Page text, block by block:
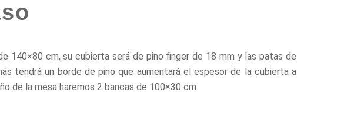
140×80 cm, su cubierta será de pino finger de 18 mm y las patas de
tendrá un borde de pino que aumentará el espesor de la cubierta a
de la mesa haremos 2 bancas de 100×30 cm.